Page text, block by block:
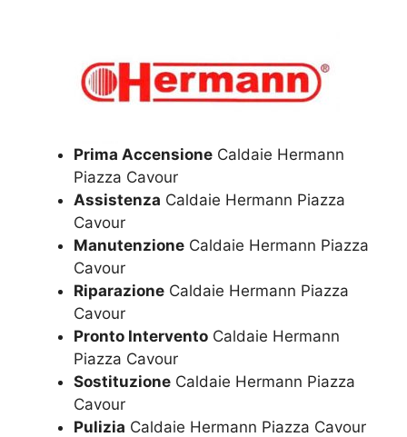
Prima Accensione Caldaie Hermann
Piazza Cavour
Assistenza Caldaie Hermann Piazza
Cavour
Manutenzione Caldaie Hermann Piazza
Cavour
Riparazione Caldaie Hermann Piazza
Cavour
Pronto Intervento Caldaie Hermann
Piazza Cavour
Sostituzione Caldaie Hermann Piazza
Cavour
Pulizia Caldaie Hermann Piazza Cavour